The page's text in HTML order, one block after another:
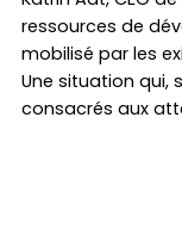
ressources de
mobilisé par les
Une situation qui,
consacrés aux